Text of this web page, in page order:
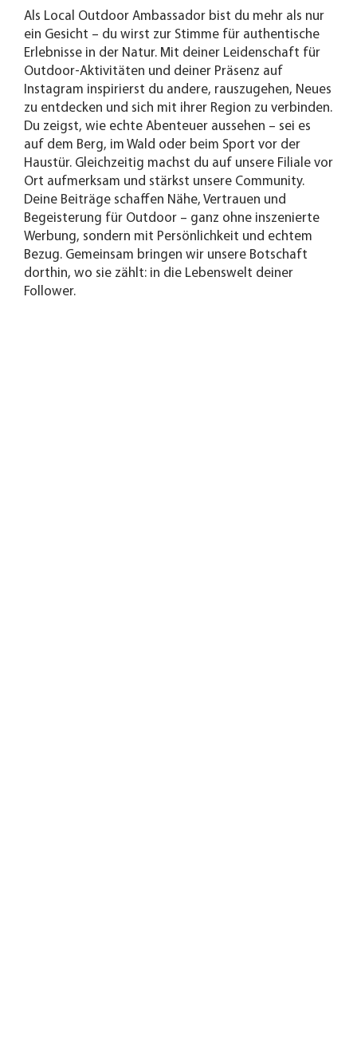
Als Local Outdoor Ambassador bist du mehr als nur
ein Gesicht – du wirst zur Stimme für authentische
Erlebnisse in der Natur. Mit deiner Leidenschaft für
Outdoor-Aktivitäten und deiner Präsenz auf
Instagram inspirierst du andere, rauszugehen, Neues
zu entdecken und sich mit ihrer Region zu verbinden.
Du zeigst, wie echte Abenteuer aussehen – sei es
auf dem Berg, im Wald oder beim Sport vor der
Haustür. Gleichzeitig machst du auf unsere Filiale vor
Ort aufmerksam und stärkst unsere Community.
Deine Beiträge schaffen Nähe, Vertrauen und
Begeisterung für Outdoor – ganz ohne inszenierte
Werbung, sondern mit Persönlichkeit und echtem
Bezug. Gemeinsam bringen wir unsere Botschaft
dorthin, wo sie zählt: in die Lebenswelt deiner
Follower.